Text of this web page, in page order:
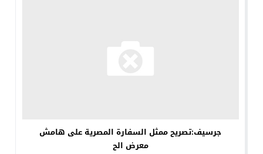
جرسيف:تصريح ممثل السفارة المصرية على هامش
معرض الح